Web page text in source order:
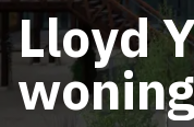
Lloyd